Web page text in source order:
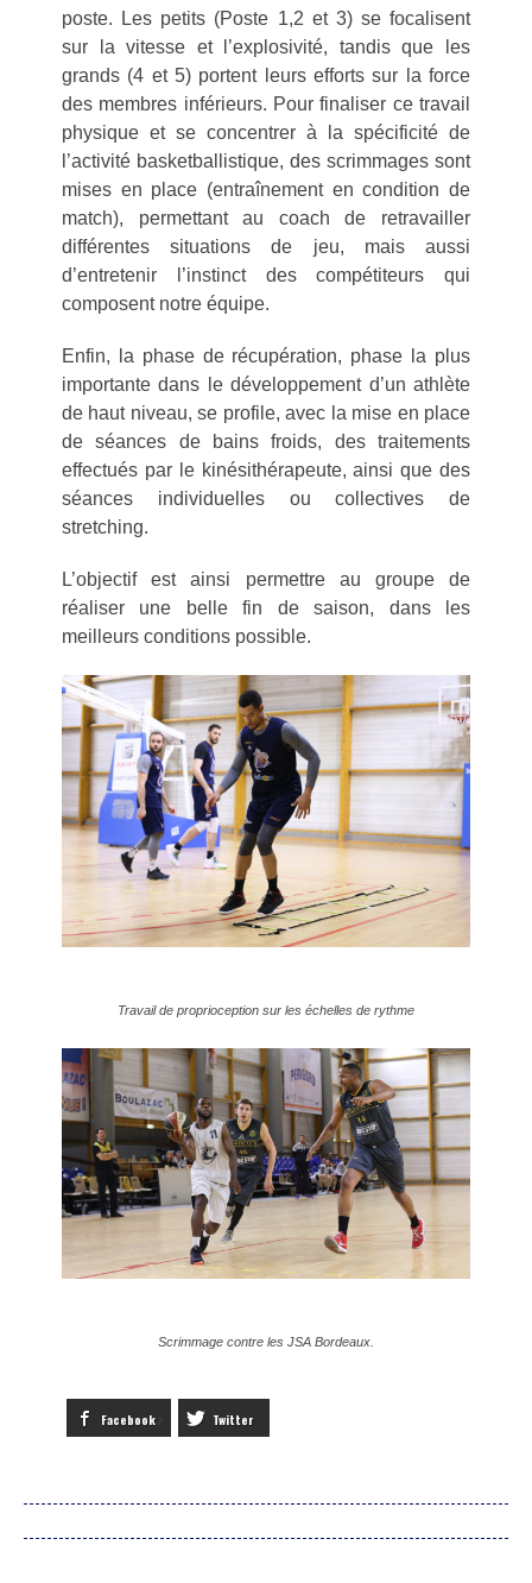
poste. Les petits (Poste 1,2 et 3) se focalisent
sur la vitesse et l’explosivité, tandis que les
grands (4 et 5) portent leurs efforts sur la force
des membres inférieurs. Pour finaliser ce travail
physique et se concentrer à la spécificité de
l’activité basketballistique, des scrimmages sont
mises en place (entraînement en condition de
match), permettant au coach de retravailler
différentes situations de jeu, mais aussi
d’entretenir l’instinct des compétiteurs qui
composent notre équipe.
Enfin, la phase de récupération, phase la plus
importante dans le développement d’un athlète
de haut niveau, se profile, avec la mise en place
de séances de bains froids, des traitements
effectués par le kinésithérapeute, ainsi que des
séances individuelles ou collectives de
stretching.
L’objectif est ainsi permettre au groupe de
réaliser une belle fin de saison, dans les
meilleurs conditions possible.
Travail de proprioception sur les échelles de rythme
Scrimmage contre les JSA Bordeaux.
Facebook Twitter